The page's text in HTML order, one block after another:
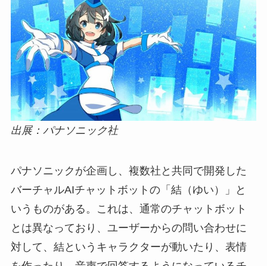
出展：パナソニック社
パナソニックが企画し、複数社と共同で開発した
バーチャルAIチャットボットの「結（ゆい）」と
いうものがある。これは、通常のチャットボット
とは異なっており、ユーザーからの問い合わせに
対して、結というキャラクターが動いたり、表情